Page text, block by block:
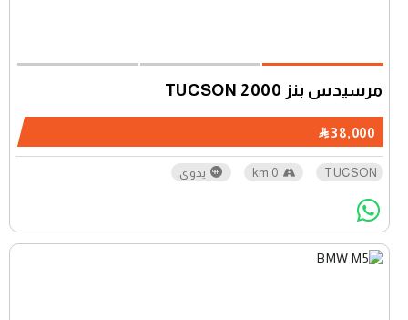
38,000
مرسيدس بنز TUCSON 2000
TUCSON
0 km يدوي